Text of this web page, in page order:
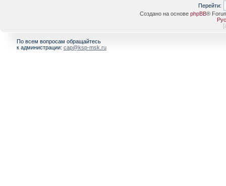
Перейти:
Создано на основе phpBB®
[
По всем вопросам обращайтесь
к администрации: cap@ksp-msk.ru